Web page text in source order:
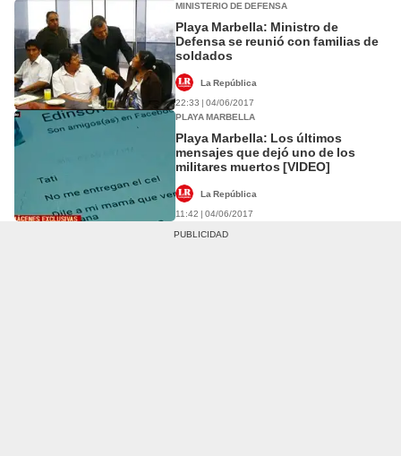
MINISTERIO DE DEFENSA
Playa Marbella: Ministro de
Defensa se reunió con familias de
soldados
La República
22:33 | 04/06/2017
PLAYA MARBELLA
Playa Marbella: Los últimos
mensajes que dejó uno de los
militares muertos [VIDEO]
La República
11:42 | 04/06/2017